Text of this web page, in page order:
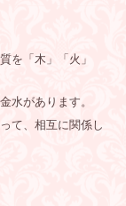
を「木」「火」
水があります。
て、相互に関係し